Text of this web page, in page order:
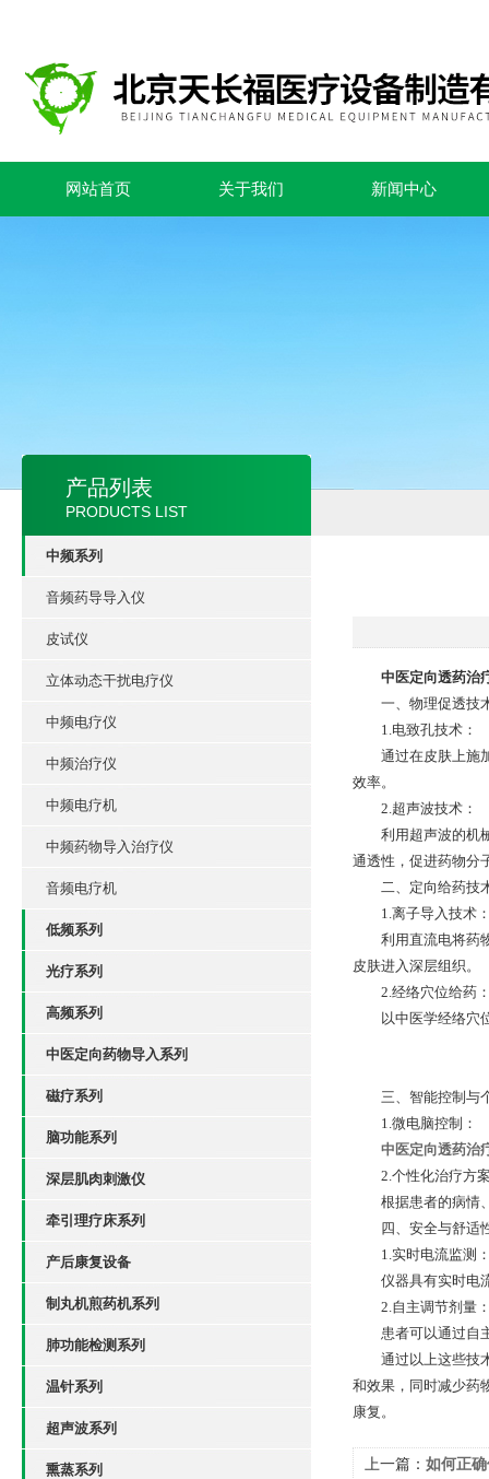
网站首页 关于我们 新闻中心
产品列表
PRODUCTS LIST
中频系列
音频药导导入仪
皮试仪
立体动态干扰电疗仪
中频电疗仪
中频治疗仪
中频电疗机
中频药物导入治疗仪
音频电疗机
低频系列
光疗系列
高频系列
中医定向药物导入系列
磁疗系列
脑功能系列
深层肌肉刺激仪
牵引理疗床系列
产后康复设备
制丸机煎药机系列
肺功能检测系列
温针系列
超声波系列
熏蒸系列
中医定向透药治
一、物理促透技
1.电致孔技术：
通过在皮肤上施加
效率。
2.超声波技术：
利用超声波的机械
通透性，促进药物分
二、定向给药技
1.离子导入技术
利用直流电将药物
皮肤进入深层组织。
2.经络穴位给药
以中医学经络穴位
三、智能控制与
1.微电脑控制：
中医定向透药治
2.个性化治疗方
根据患者的病情、
四、安全与舒适
1.实时电流监测
仪器具有实时电流
2.自主调节剂量
患者可以通过自主
通过以上这些技
和效果，同时减少药
康复。
上一篇： 如何正